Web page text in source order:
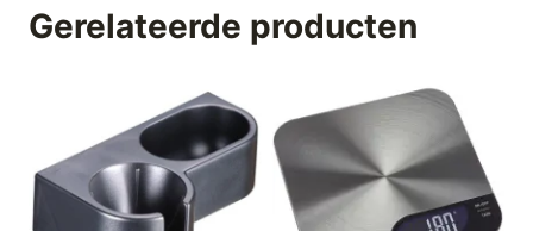
Gerelateerde producten